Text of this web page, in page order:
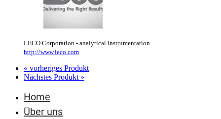
LECO Corporation - analytical instrumentation
http://www.leco.com
« vorheriges Produkt
Nächstes Produkt »
Home
Über uns